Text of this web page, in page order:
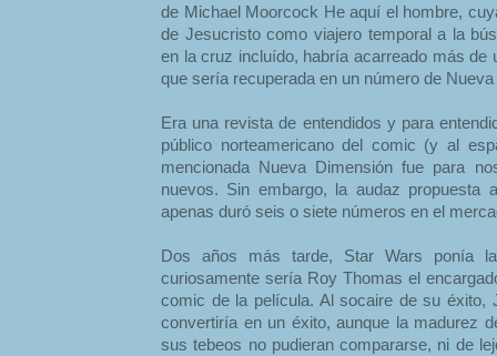
de Michael Moorcock He aquí el hombre,
de Jesucristo como viajero temporal a la
en la cruz incluído, habría acarreado más de
que sería recuperada en un número de
Era una revista de entendidos y para
público norteamericano del comic (y al
mencionada Nueva Dimensión fue para
nuevos. Sin embargo, la audaz propuesta
apenas duró seis o siete números en el
Dos años más tarde, Star Wars ponía
curiosamente sería Roy Thomas el
comic de la película. Al socaire de su éxito,
convertiría en un éxito, aunque la madurez
sus tebeos no pudieran compararse, ni de